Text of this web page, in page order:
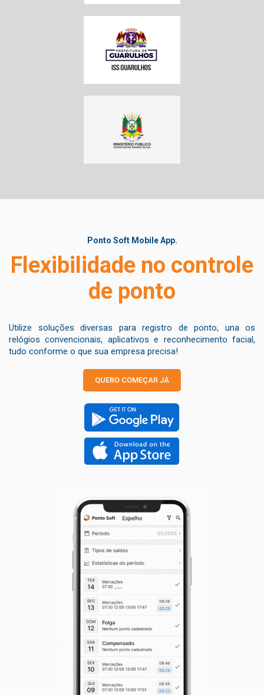
Ponto Soft Mobile App.
Flexibilidade no controle
de ponto
Utilize soluções diversas para registro de ponto, una os
relógios convencionais, aplicativos e reconhecimento facial,
tudo conforme o que sua empresa precisa!
QUERO COMEÇAR JÁ